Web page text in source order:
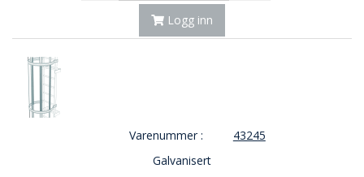
Logg inn
Varenummer :
43245
Galvanisert